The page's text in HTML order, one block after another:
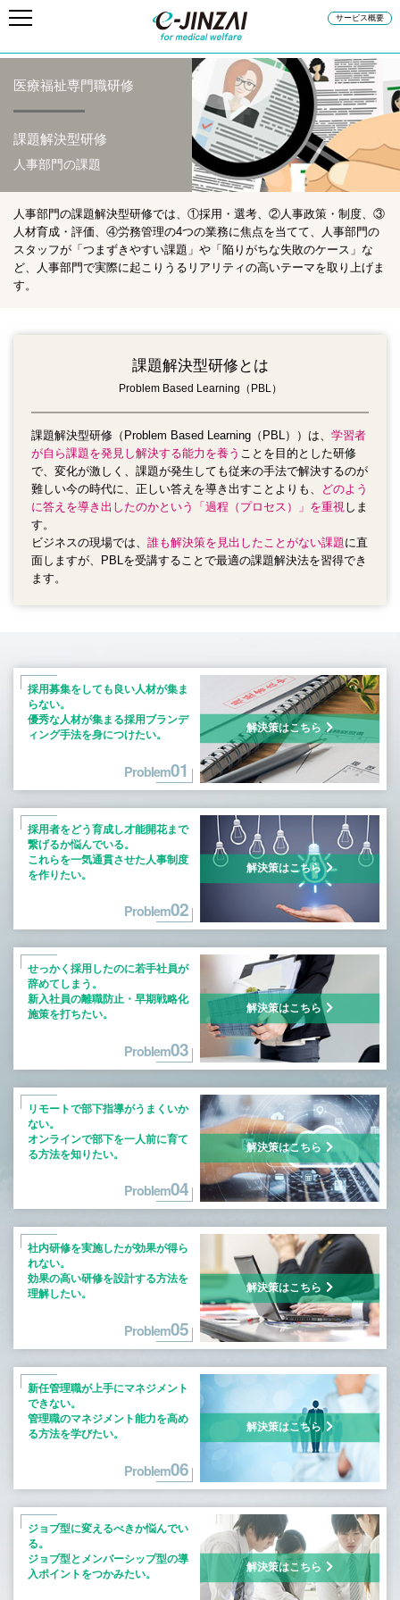
サービス概要
医療福祉専門職研修
課題解決型研修
人事部門の課題
人事部門の課題解決型研修では、①採用・選考、②人事政策・制度、③
人材育成・評価、④労務管理の4つの業務に焦点を当てて、人事部門の
スタッフが「つまずきやすい課題」や「陥りがちな失敗のケース」な
ど、人事部門で実際に起こりうるリアリティの高いテーマを取り上げま
す。
課題解決型研修とは
Problem Based Learning（PBL）
課題解決型研修（Problem Based Learning（PBL））は、 学習者
が自ら課題を発見し解決する能力を養う ことを目的とした研修
で、 変化が激しく、課題が発生しても従来の手法で解決するのが
難しい今の時代に、正しい答えを導き出すことよりも、
どのよう
に答えを導き出したのかという「過程（プロセス）」を重視しま
す。
ビジネスの現場では、 誰も解決策を見出したことがない課題に直
面しますが、PBLを受講することで最適の課題解決法を習得でき
ます。
採用募集をしても良い人材が集ま
らない。
優秀な人材が集まる採用ブランデ
ィング手法を身につけたい。
Problem01
解決策はこちら
採用者をどう育成し才能開花まで
繋げるか悩んでいる。
これらを一気通貫させた人事制度
を作りたい。
Problem02
解決策はこちら
せっかく採用したのに若手社員が
辞めて しまう。
新入社員の離職防止・早期戦略化
施策を打ちたい。
Problem03
解決策はこちら
リモートで部下指導がうまくいか
ない。
オンラインで部下を一人前に育て
る方法を知りたい。
Problem04
解決策はこちら
社内研修を実施したが効果が得ら
れない。
効果の高い研修を設計する方法を
理解したい。
Problem05
解決策はこちら
新任管理職が上手にマネジメント
できない。
管理職のマネジメント能力を高め
る方法を学びたい。
Problem06
解決策はこちら
ジョブ型に変えるべきか悩んでい
る。
ジョブ型とメンバーシップ型の導
入ポイントをつかみたい。
解決策はこちら